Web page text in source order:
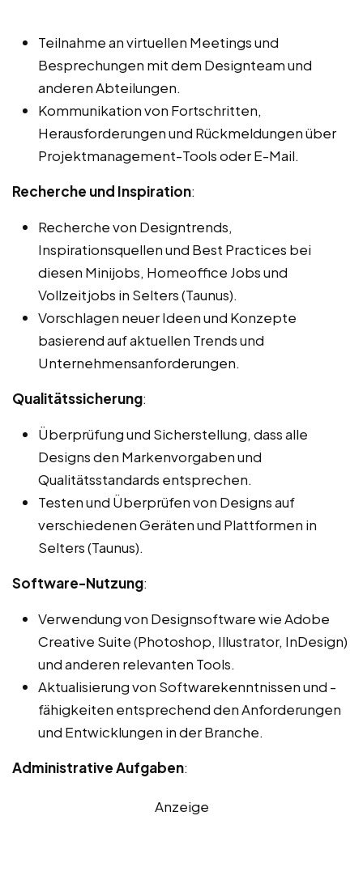
Teilnahme an virtuellen Meetings und
Besprechungen mit dem Designteam und
anderen Abteilungen.
Kommunikation von Fortschritten,
Herausforderungen und Rückmeldungen über
Projektmanagement-Tools oder E-Mail.
Recherche und Inspiration:
Recherche von Designtrends,
Inspirationsquellen und Best Practices bei
diesen Minijobs, Homeoffice Jobs und
Vollzeitjobs in Selters (Taunus).
Vorschlagen neuer Ideen und Konzepte
basierend auf aktuellen Trends und
Unternehmensanforderungen.
Qualitätssicherung:
Überprüfung und Sicherstellung, dass alle
Designs den Markenvorgaben und
Qualitätsstandards entsprechen.
Testen und Überprüfen von Designs auf
verschiedenen Geräten und Plattformen in
Selters (Taunus).
Software-Nutzung:
Verwendung von Designsoftware wie Adobe
Creative Suite (Photoshop, Illustrator, InDesign)
und anderen relevanten Tools.
Aktualisierung von Softwarekenntnissen und -
fähigkeiten entsprechend den Anforderungen
und Entwicklungen in der Branche.
Administrative Aufgaben:
Anzeige